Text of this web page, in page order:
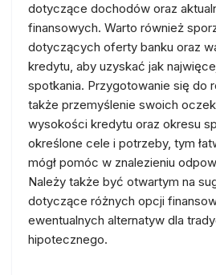
dotyczące dochodów oraz
finansowych. Warto również
dotyczących oferty banku oraz
kredytu, aby uzyskać jak
spotkania. Przygotowanie się do
także przemyślenie swoich
wysokości kredytu oraz okresu
określone cele i potrzeby, tym
mógł pomóc w znalezieniu
Należy także być otwartym na
dotyczące różnych opcji
ewentualnych alternatyw dla
hipotecznego.